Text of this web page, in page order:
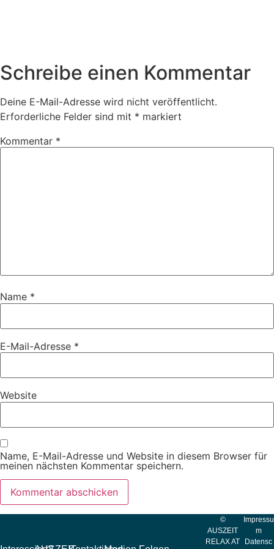
Schreibe einen Kommentar
Deine E-Mail-Adresse wird nicht veröffentlicht.
Erforderliche Felder sind mit * markiert
Kommentar *
Name *
E-Mail-Adresse *
Website
Name, E-Mail-Adresse und Website in diesem Browser für
meinen nächsten Kommentar speichern.
©
AUSZEIT
RELAX AT
Impressu
m
Datensc